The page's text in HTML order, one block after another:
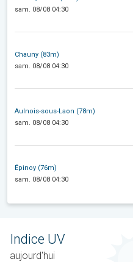
sam. 08/08 04:30
Chauny (83m)
sam. 08/08 04:30
Aulnois-sous-Laon (78m)
sam. 08/08 04:30
Épinoy (76m)
sam. 08/08 04:30
Indice UV
aujourd'hui